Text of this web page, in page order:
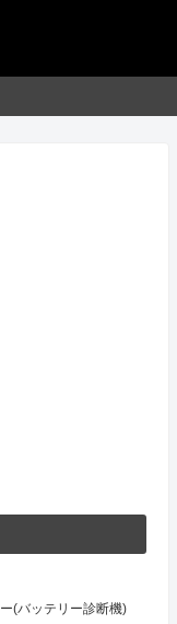
(バッテリー診断機)